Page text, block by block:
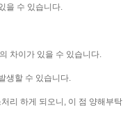
을 수 있습니다.
차이가 있을 수 있습니다.
생할 수 있습니다.
리 하게 되오니, 이 점 양해부탁